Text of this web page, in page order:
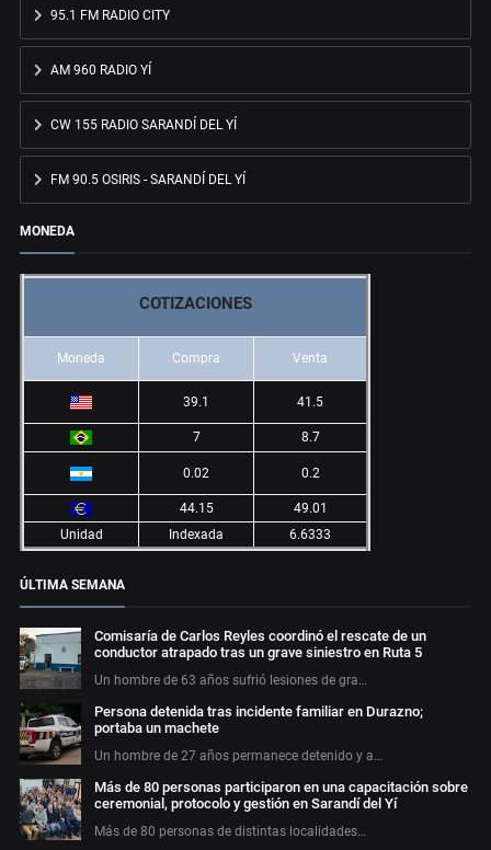
95.1 FM RADIO CITY
AM 960 RADIO YÍ
CW 155 RADIO SARANDÍ DEL YÍ
FM 90.5 OSIRIS - SARANDÍ DEL YÍ
MONEDA
COTIZACIONES
Moneda Compra Venta
39.1 41.5
7 8.7
0.02 0.2
44.15
49.01
Unidad
Indexada 6.6333
ÚLTIMA SEMANA
Comisaría de Carlos Reyles coordinó el rescate de un
conductor atrapado tras un grave siniestro en Ruta 5
Un hombre de 63 años sufrió lesiones de gra…
Persona detenida tras incidente familiar en Durazno;
portaba un machete
Un hombre de 27 años permanece detenido y a…
Más de 80 personas participaron en una capacitación sobre
ceremonial, protocolo y gestión en Sarandí del Yí
Más de 80 personas de distintas localidades…